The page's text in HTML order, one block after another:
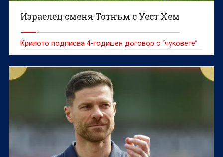
Израелец сменя Тотнъм с Уест Хем
Крилото подписва 4-годишен договор с “чуковете”